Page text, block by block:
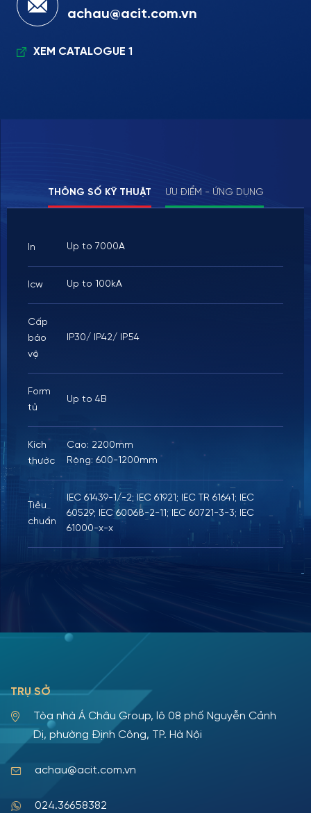
024.36658382
achau@acit.com.vn
XEM CATALOGUE 1
THÔNG SỐ KỸ THUẬT ƯU ĐIỂM - ỨNG DỤNG
In Up to 7000A
Icw Up to 100kA
Cấp
bảo
vệ
IP30/ IP42/ IP54
Form
tủ
Up to 4B
Kích
thước
Cao: 2200mm
Rộng: 600-1200mm
Tiêu
chuẩn
IEC 61439-1/-2; IEC 61921; IEC TR 61641; IEC
60529; IEC 60068-2-11; IEC 60721-3-3; IEC
61000-x-x
TRỤ SỞ
Tòa nhà Á Châu Group, lô 08 phố Nguyễn Cảnh
Dị, phường Định Công, TP. Hà Nội
achau@acit.com.vn
024.36658382